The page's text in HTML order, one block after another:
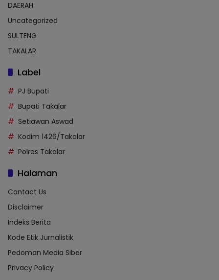
DAERAH
Uncategorized
SULTENG
TAKALAR
Label
PJ Bupati
Bupati Takalar
Setiawan Aswad
Kodim 1426/Takalar
Polres Takalar
Halaman
Contact Us
Disclaimer
Indeks Berita
Kode Etik Jurnalistik
Pedoman Media Siber
Privacy Policy